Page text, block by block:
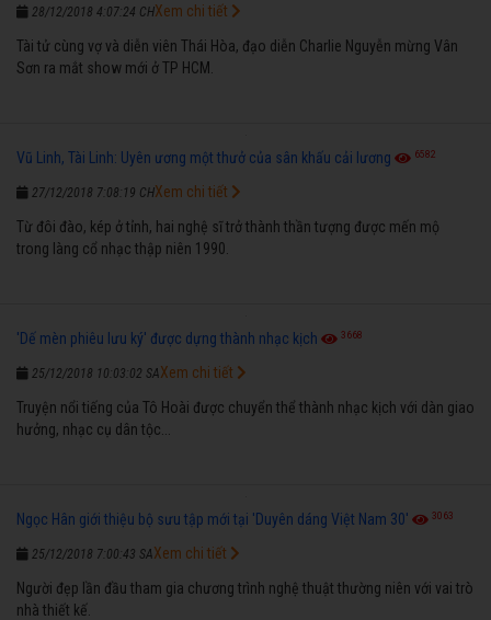
28/12/2018 4:07:24 CH
Tài tử cùng vợ và diễn viên Thái Hòa, đạo diễn Charlie Nguyễn mừng Vân
Sơn ra mắt show mới ở TP HCM.
Xem chi tiết
Vũ Linh, Tài Linh: Uyên ương một thưở của sân khấu cải lương 6582
27/12/2018 7:08:19 CH
Từ đôi đào, kép ở tỉnh, hai nghệ sĩ trở thành thần tượng được mến mộ
trong làng cổ nhạc thập niên 1990.
Xem chi tiết
'Dế mèn phiêu lưu ký' được dựng thành nhạc kịch 3668
25/12/2018 10:03:02 SA
Truyện nổi tiếng của Tô Hoài được chuyển thể thành nhạc kịch với dàn giao
hưởng, nhạc cụ dân tộc...
Xem chi tiết
Ngọc Hân giới thiệu bộ sưu tập mới tại 'Duyên dáng Việt Nam 30' 3063
25/12/2018 7:00:43 SA
Người đẹp lần đầu tham gia chương trình nghệ thuật thường niên với vai trò
nhà thiết kế.
Xem chi tiết